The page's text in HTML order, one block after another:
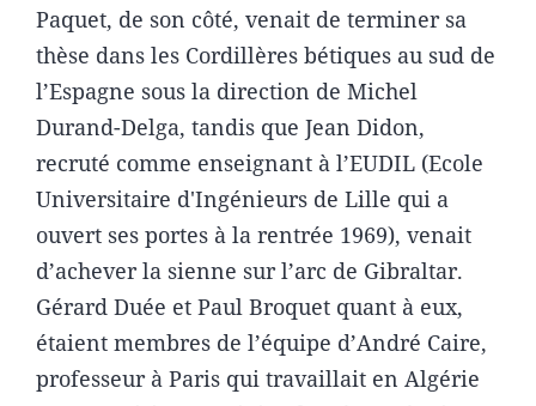
Paquet, de son côté, venait de terminer sa
thèse dans les Cordillères bétiques au sud de
l’Espagne sous la direction de Michel
Durand-Delga, tandis que Jean Didon,
recruté comme enseignant à l’EUDIL (Ecole
Universitaire d'Ingénieurs de Lille qui a
ouvert ses portes à la rentrée 1969), venait
d’achever la sienne sur l’arc de Gibraltar.
Gérard Duée et Paul Broquet quant à eux,
étaient membres de l’équipe d’André Caire,
professeur à Paris qui travaillait en Algérie